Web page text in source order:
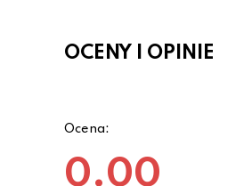
OCENY I OPINIE
Ocena:
0.00